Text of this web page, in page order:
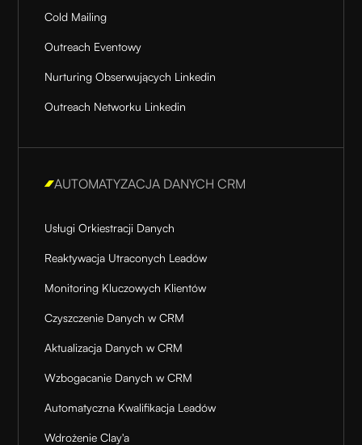
Cold Mailing
Outreach Eventowy
Nurturing Obserwujących Linkedin
Outreach Networku Linkedin
AUTOMATYZACJA DANYCH CRM
Usługi Orkiestracji Danych
Reaktywacja Utraconych Leadów
Monitoring Kluczowych Klientów
Czyszczenie Danych w CRM
Aktualizacja Danych w CRM
Wzbogacanie Danych w CRM
Automatyczna Kwalifikacja Leadów
Wdrożenie Clay'a